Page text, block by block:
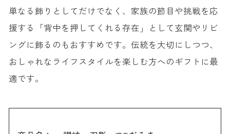
単なる飾りとしてだけでなく、家族の節目や挑戦を応
援する「背中を押してくれる存在」として玄関やリビ
ングに飾るのもおすすめです。伝統を大切にしつつ、
おしゃれなライフスタイルを楽しむ方へのギフトに最
適です。